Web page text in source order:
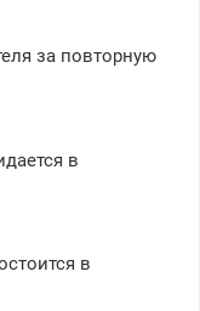
за повторную
в
в